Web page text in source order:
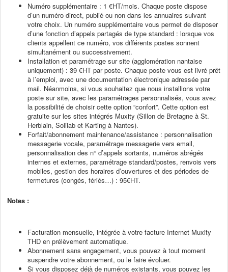
Numéro supplémentaire : 1 €HT/mois. Chaque poste dispose
d’un numéro direct, publié ou non dans les annuaires suivant
votre choix. Un numéro supplémentaire vous permet de disposer
d’une fonction d’appels partagés de type standard : lorsque vos
clients appellent ce numéro, vos différents postes sonnent
simultanément ou successivement.
Installation et paramétrage sur site (agglomération nantaise
uniquement) : 39 €HT par poste. Chaque poste vous est livré prêt
à l’emploi, avec une documentation électronique adressée par
mail. Néanmoins, si vous souhaitez que nous installions votre
poste sur site, avec les paramétrages personnalisés, vous avez
la possibilité de choisir cette option “confort”. Cette option est
gratuite sur les sites intégrés Muxity (Sillon de Bretagne à St.
Herblain, Solilab et Karting à Nantes).
Forfait/abonnement maintenance/assistance : personnalisation
messagerie vocale, paramétrage messagerie vers email,
personnalisation des n° d’appels sortants, numéros abrégés
internes et externes, paramétrage standard/postes, renvois vers
mobiles, gestion des horaires d’ouvertures et des périodes de
fermetures (congés, fériés…) : 95€HT.
Notes :
Facturation mensuelle, intégrée à votre facture Internet Muxity
THD en prélèvement automatique.
Abonnement sans engagement, vous pouvez à tout moment
suspendre votre abonnement, ou le faire évoluer.
Si vous disposez déjà de numéros existants, vous pouvez les